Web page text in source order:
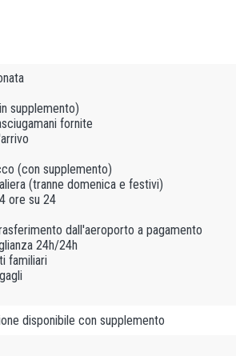
supplemento)
fornite
(con supplemento)
(tranne domenica e festivi)
ore su 24
dall'aeroporto a pagamento
24h/24h
familiari
disponibile con supplemento